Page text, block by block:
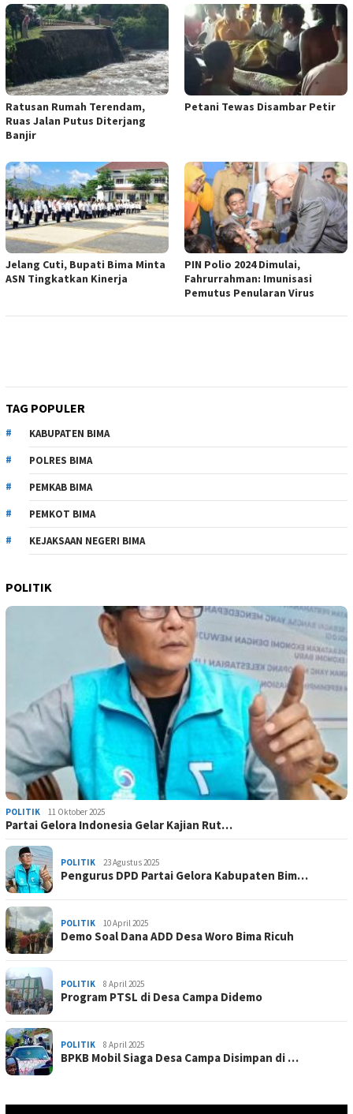
Ratusan Rumah Terendam,
Ruas Jalan Putus Diterjang
Banjir
Petani Tewas Disambar Petir
Jelang Cuti, Bupati Bima Minta
ASN Tingkatkan Kinerja
PIN Polio 2024 Dimulai,
Fahrurrahman: Imunisasi
Pemutus Penularan Virus
TAG POPULER
KABUPATEN BIMA
POLRES BIMA
PEMKAB BIMA
PEMKOT BIMA
KEJAKSAAN NEGERI BIMA
POLITIK
POLITIK 11 Oktober 2025
Partai Gelora Indonesia Gelar Kajian Rut…
POLITIK 23 Agustus 2025
Pengurus DPD Partai Gelora Kabupaten Bim…
POLITIK 10 April 2025
Demo Soal Dana ADD Desa Woro Bima Ricuh
POLITIK 8 April 2025
Program PTSL di Desa Campa Didemo
POLITIK 8 April 2025
BPKB Mobil Siaga Desa Campa Disimpan di …